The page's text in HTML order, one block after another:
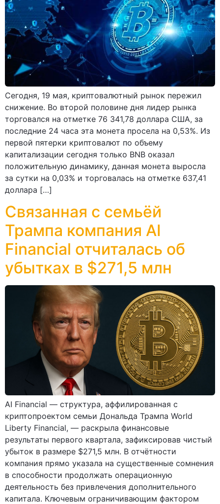
Сегодня, 19 мая, криптовалютный рынок пережил
снижение. Во второй половине дня лидер рынка
торговался на отметке 76 341,78 доллара США, за
последние 24 часа эта монета просела на 0,53%. Из
первой пятерки криптовалют по объему
капитализации сегодня только BNB оказал
положительную динамику, данная монета выросла
за сутки на 0,03% и торговалась на отметке 637,41
доллара […]
Cвязанная с семьёй
Трампа компания AI
Financial отчиталась об
убытках в $271,5 млн
AI Financial — структура, аффилированная с
криптопроектом семьи Дональда Трампа World
Liberty Financial, — раскрыла финансовые
результаты первого квартала, зафиксировав чистый
убыток в размере $271,5 млн. В отчётности
компания прямо указала на существенные сомнения
в способности продолжать операционную
деятельность без привлечения дополнительного
капитала. Ключевым ограничивающим фактором